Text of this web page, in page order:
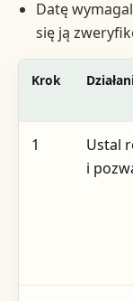
Datę
się ją
Krok
1
Ustal
i